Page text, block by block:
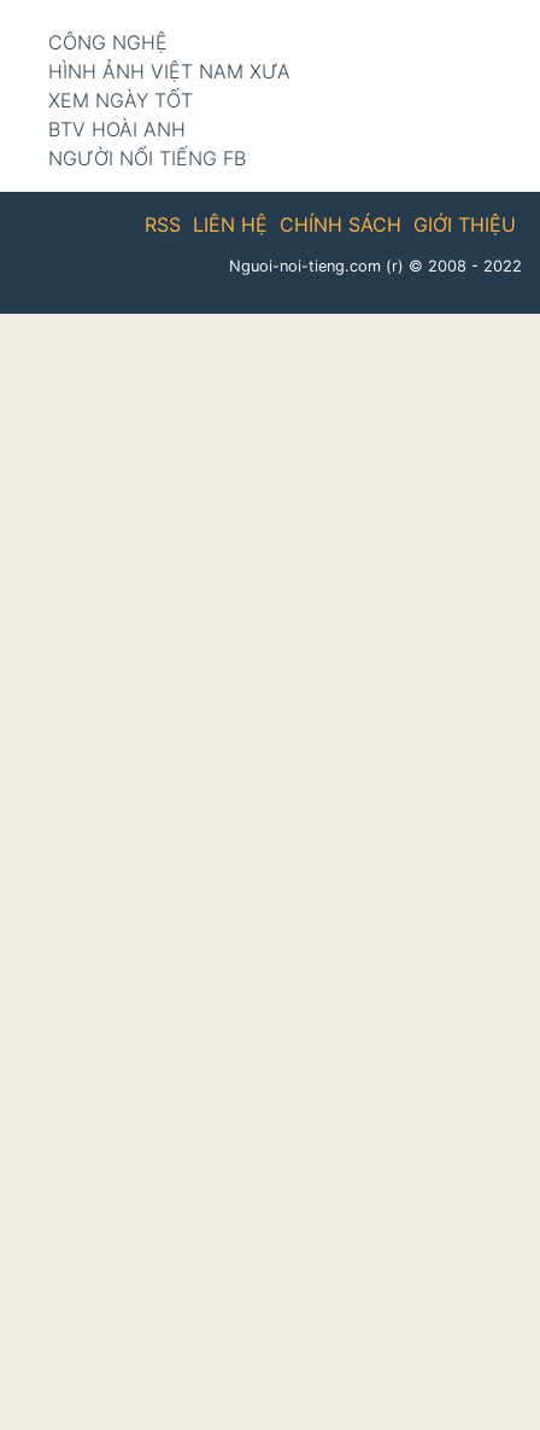
CÔNG NGHỆ
HÌNH ẢNH VIỆT NAM XƯA
XEM NGÀY TỐT
BTV HOÀI ANH
NGƯỜI NỔI TIẾNG FB
GIỚI THIỆU
CHÍNH SÁCH
LIÊN HỆ
RSS
Nguoi-noi-tieng.com (r) © 2008 - 2022